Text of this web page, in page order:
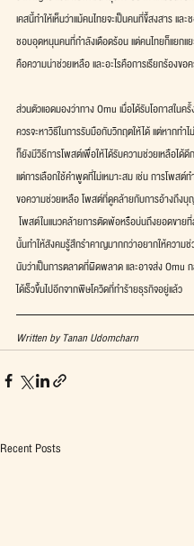
เคสนี้ทำให้เห็นว่าแม้คนไทยจะเป็นคนที่ขี้สงสาร และ
ชอบอุดหนุนคนที่กำลังเดือดร้อน แต่คนไทยก็แยกแย
คือความน่าช่วยเหลือ และอะไรคือการเรียกร้องขอ
ส่วนตัวแอดมองว่าทาง Omu เมื่อได้รับโอกาสในครั้
ควรจะหาวิธีในการรับมือกับวิกฤตให้ได้ แต่หากทำไ
ก็ยังมีวิธีการโพสต์เพื่อให้ได้รับความช่วยเหลือได้
แต่การเลือกใช้คำพูดที่ไม่เหมาะสม เช่น การโพสต์
ขอความช่วยเหลือ โพสต์ที่ดูคล้ายกับการอ้างถึง
โพสต์ในแนวคล้ายการตัดพ้อหรือบ่นถึงยอดขายที่
นั้นทำให้สังคมรู้สึกรำคาญมากกว่าอยากให้ความช่
นับว่าเป็นการตลาดที่ผิดพลาด และอาจส่ง Omu
ได้เร็วขึ้นไปอีกจากพิษโควิดที่ทำร้ายธุรกิจอยู่แล้ว
Written by Tanan Udomcharn
Recent Posts